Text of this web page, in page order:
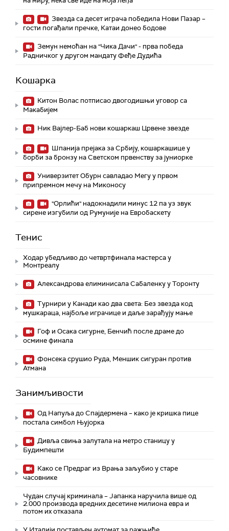
Звезда са десет играча победила Нови Пазар –
гости погађали пречке, Катаи донео бодове
Земун немоћан на "Чика Дачи" - прва победа
Радничког у другом мандату Феђе Дудића
Кошарка
Китон Волас потписао двогодишњи уговор са
Макабијем
Ник Вајлер-Баб нови кошаркаш Црвене звезде
Шпанија прејакa за Србију, кошаркашице у
борби за бронзу на Светском првенству за јуниорке
Универзитет Обурн савладао Мегу у првом
припремном мечу на Миконосу
"Орлићи" надокнадили минус 12 па уз звук
сирене изгубили од Румуније на Евробаскету
Тенис
Ходар убедљиво до четвртфинала мастерса у
Монтреалу
Александрова елиминисала Сабаленку у Торонту
Турнири у Канади као два света: Без звезда код
мушкараца, најбоље играчице и даље зарађују мање
Гоф и Осака сигурне, Бенчић после драме до
осмине финала
Фонсека срушио Руда, Меншик сигуран против
Атмана
Занимљивости
Од Напуља до Спајдермена – како је кришка пице
постала симбол Њујорка
Дивља свиња залутала на метро станицу у
Будимпешти
Како се Предраг из Врања заљубио у старе
часовнике
Чудан случај криминала – Јапанка наручила више од
2.000 производа вредних десетине милиона евра и
потом их отказала